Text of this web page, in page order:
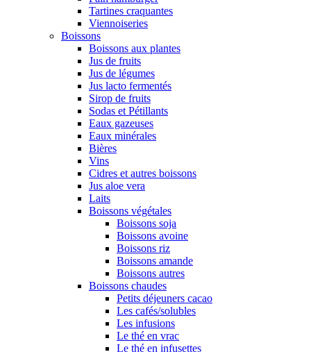
Tartines craquantes
Viennoiseries
Boissons
Boissons aux plantes
Jus de fruits
Jus de légumes
Jus lacto fermentés
Sirop de fruits
Sodas et Pétillants
Eaux gazeuses
Eaux minérales
Bières
Vins
Cidres et autres boissons
Jus aloe vera
Laits
Boissons végétales
Boissons soja
Boissons avoine
Boissons riz
Boissons amande
Boissons autres
Boissons chaudes
Petits déjeuners cacao
Les cafés/solubles
Les infusions
Le thé en vrac
Le thé en infusettes